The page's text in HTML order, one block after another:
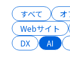
すべて オ
Webサイト
DX
AI